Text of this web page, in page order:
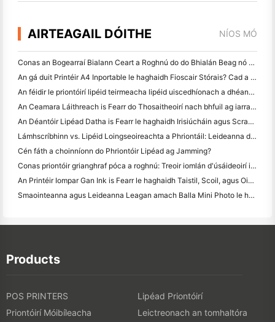
AIRTEAGAIL DÓITHE NÍOS MÓ
Conas an Bogearraí Bialann Ceart a Roghnú do do Bhialán Beag nó Meánmhéide
An gá duit Printéir A4 Inportable le haghaidh Fioscair Stórais? Cad a Oibríonn i ndáiríre
An féidir le priontóirí lipéid teirmeacha lipéid uiscedhíonach a dhéanamh do tháirgí gnó beag?
An Ceamara Láithreach is Fearr do Thosaitheoirí nach bhfuil ag iarraidh páipéar a chaitheamh
An Déantóir Lipéad Datha is Fearr le haghaidh Irisiúcháin agus Scrapbooking: Cuir Tuilleadh Datha le Gach Leathanach
Lámhscríbhinn vs. Lipéid Loingseoireachta a Phriontáil: Leideanna do Ghnólachtaí Beaga in 2026
Cén fáth a choinníonn do Phriontóir Lipéad ag Jamming?
Conas priontóir grianghraf póca a roghnú: Treoir iomlán d'úsáideoirí iris, taistil agus iPhone
An Printéir Iompar Gan Ink is Fearr le haghaidh Taistil, Scoil, agus Oibre Soghluaiste: Athbhreithniú Hanin MT620 Pro
Smaointeanna agus Leideanna Leagan amach Balla Mini Photo le haghaidh maisiú seomra leapa agus dormitory
Products
POS PRINTERS
Lipéad Priontóirí
Priontóirí Móibíleacha
Leictreonach an tomhaltóra